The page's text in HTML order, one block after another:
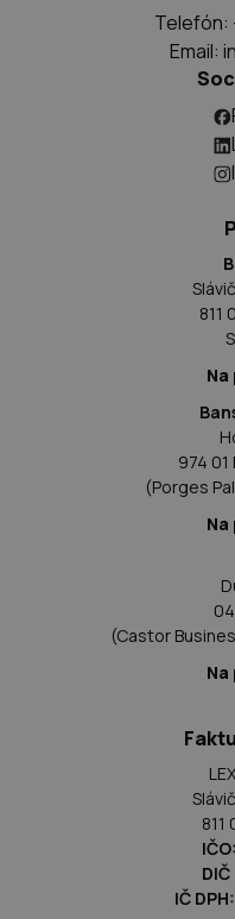
Telefón:
Email:
811
974 01
(Porges
(Castor
811
IČ